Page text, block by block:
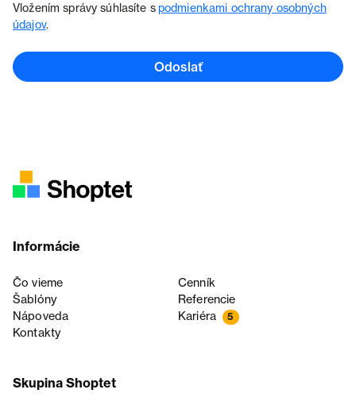
Vložením správy súhlasíte spodmienkami ochrany osobných
údajov.
Odoslať
Informácie
Čo vieme
Cenník
Šablóny
Referencie
Nápoveda
Kariéra 5
Kontakty
Skupina Shoptet